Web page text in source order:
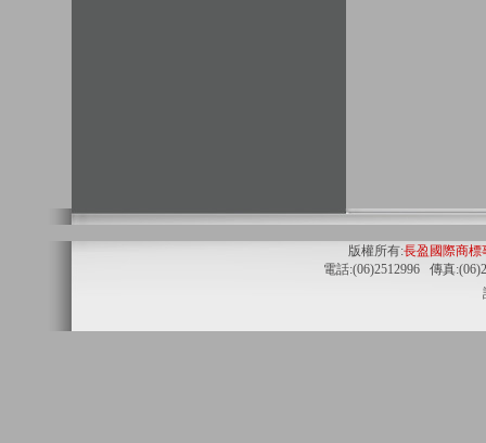
版權所有:長盈國際商標
電話:(06)2512996 傳真